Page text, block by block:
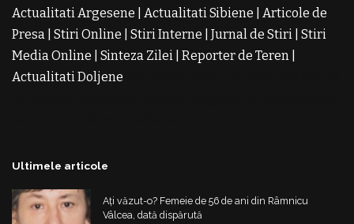
Actualitati Argesene Actualitati Sibiene
Articole de
Presa Stiri Online Stiri Interne Jurnal de Stiri Stiri
Media Online
Sinteza Zilei Reporter de Teren
Actualitati Doljene
Ultimele articole
Ați văzut-o? Femeie de 56 de ani din Râmnicu
Vâlcea, dată dispărută